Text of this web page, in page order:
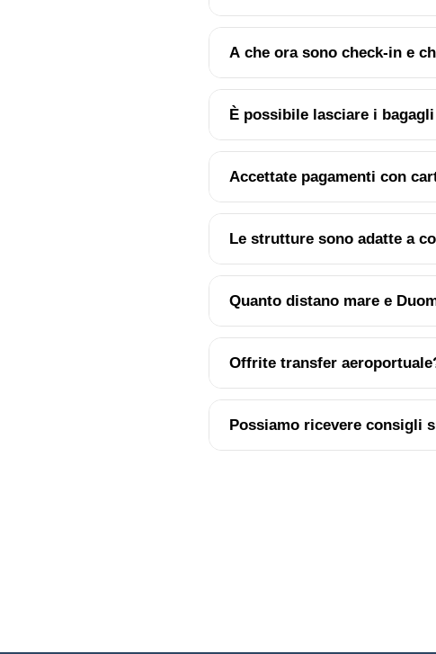
A che ora sono check-in e
È possibile lasciare i
Accettate pagamenti con
Le strutture sono adatte a
Quanto distano mare e
Offrite transfer
Possiamo ricevere consigli